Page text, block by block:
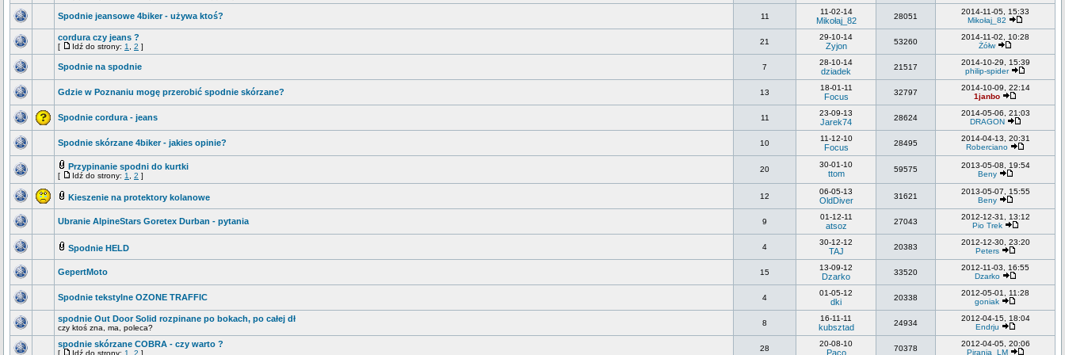
Spodnie jeansowe 4biker - używa ktoś? 11
11-02-14
Mikołaj_82 28051
2014-11-05, 15:33
Mikołaj_82
cordura czy jeans ?
[ Idź do strony: 1 2 ]
21
29-10-14
Zyjon 53260
2014-11-02, 10:28
Żółw
Spodnie na spodnie 7
28-10-14
dziadek 21517
2014-10-29, 15:39
philip-spider
Gdzie w Poznaniu mogę przerobić spodnie skórzane? 13
18-01-11
Focus 32797
2014-10-09, 22:14
1janbo
Spodnie cordura - jeans 11
23-09-13
Jarek74 28624
2014-05-06, 21:03
DRAGON
Spodnie skórzane 4biker - jakies opinie? 10
11-12-10
Focus 28495
2014-04-13, 20:31
Roberciano
Przypinanie spodni do kurtki
[ Idź do strony: 1 2 ]
20
30-01-10
ttom 59575
2013-05-08, 19:54
Beny
Kieszenie na protektory kolanowe 12
06-05-13
OldDiver 31621
2013-05-07, 15:55
Beny
Ubranie AlpineStars Goretex Durban - pytania 9
01-12-11
atsoz 27043
2012-12-31, 13:12
Pio Trek
Spodnie HELD 4
30-12-12
TAJ 20383
2012-12-30, 23:20
Peters
GepertMoto 15
13-09-12
Dzarko 33520
2012-11-03, 16:55
Dzarko
Spodnie tekstylne OZONE TRAFFIC 4
01-05-12
dki 20338
2012-05-01, 11:28
goniak
spodnie Out Door Solid rozpinane po bokach, po całej dł
czy ktoś zna, ma, poleca?
8
16-11-11
kubsztad 24934
2012-04-15, 18:04
Endrju
spodnie skórzane COBRA - czy warto ?
[ Idź do strony: 1 2 ]
28
20-08-10
Paco 70378
2012-04-05, 20:06
Pirania_LM